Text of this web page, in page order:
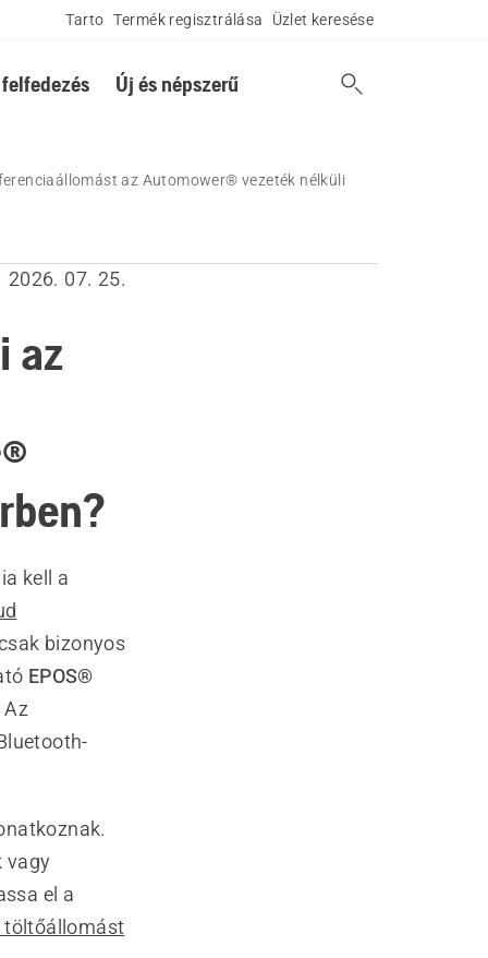
Tarto Termék regisztrálása Üzlet keresése
Új és népszerű
az Automower® vezeték nélküli
2026. 07. 25.
az
kell a
bizonyos
EPOS®
vagy
el a
töltőállomást